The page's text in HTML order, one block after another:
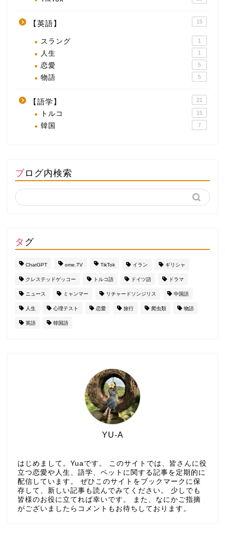
【英語】 15
スラング 1
人生 1
恋愛 5
物語 5
【語学】 21
トルコ 15
韓国 7
ブログ内検索
タグ
ChatGPT ome.TV TikTok イラン ギリシャ
クレステッドゲッコー トルコ語 ドイツ語 ドラマ
ニュース ミャンマー リチャードソンジリス 中国語
人生 心理テスト 恋愛 旅行 爬虫類 物語
英語 韓国語
YU-A
はじめまして。Yuaです。 このサイトでは、皆さんに役
立つ恋愛や人生、語学、ペットに関する記事を定期的に
配信しています。 ぜひこのサイトをブックマークに保
存して、新しい記事も読んでみてください。 少しでも
皆様のお役に立てれば幸いです。 また、なにかご指摘
がございましたらコメントもお待ちしております。